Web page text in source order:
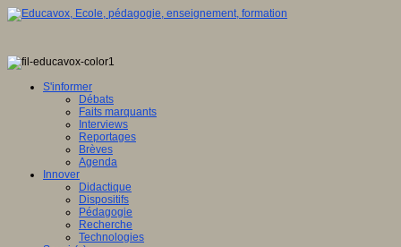
S'informer
Débats
Faits marquants
Interviews
Reportages
Brèves
Agenda
Innover
Didactique
Dispositifs
Pédagogie
Recherche
Technologies